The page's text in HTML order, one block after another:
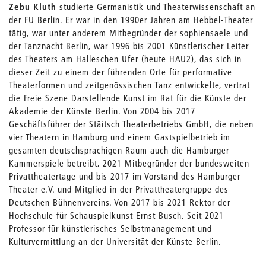
Zebu Kluth studierte Germanistik und Theaterwissenschaft an
der FU Berlin. Er war in den 1990er Jahren am Hebbel-Theater
tätig, war unter anderem Mitbegründer der sophiensaele und
der Tanznacht Berlin, war 1996 bis 2001 Künstlerischer Leiter
des Theaters am Halleschen Ufer (heute HAU2), das sich in
dieser Zeit zu einem der führenden Orte für performative
Theaterformen und zeitgenössischen Tanz entwickelte, vertrat
die Freie Szene Darstellende Kunst im Rat für die Künste der
Akademie der Künste Berlin. Von 2004 bis 2017
Geschäftsführer der Stäitsch Theaterbetriebs GmbH, die neben
vier Theatern in Hamburg und einem Gastspielbetrieb im
gesamten deutschsprachigen Raum auch die Hamburger
Kammerspiele betreibt, 2021 Mitbegründer der bundesweiten
Privattheatertage und bis 2017 im Vorstand des Hamburger
Theater e.V. und Mitglied in der Privattheatergruppe des
Deutschen Bühnenvereins. Von 2017 bis 2021 Rektor der
Hochschule für Schauspielkunst Ernst Busch. Seit 2021
Professor für künstlerisches Selbstmanagement und
Kulturvermittlung an der Universität der Künste Berlin.